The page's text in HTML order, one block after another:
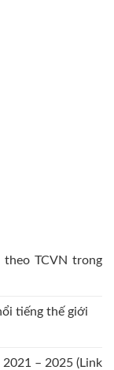
TCVN trong
tiếng thế giới
– 2025 (Link